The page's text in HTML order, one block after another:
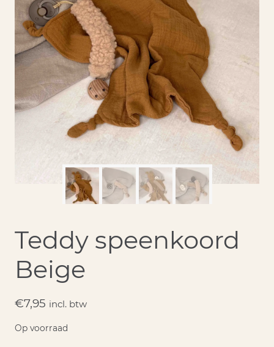
Teddy speenkoord
Beige
€7,95 incl. btw
Op voorraad